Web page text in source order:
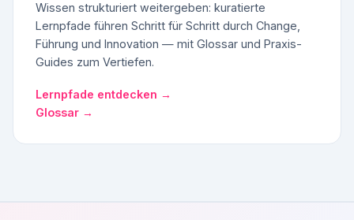
Wissen strukturiert weitergeben: kuratierte
Lernpfade führen Schritt für Schritt durch Change,
Führung und Innovation — mit Glossar und Praxis-
Guides zum Vertiefen.
Lernpfade entdecken →
Glossar →